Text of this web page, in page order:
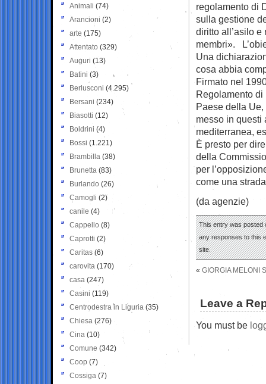
regolamento di
sulla gestione
diritto all’asilo
membri».
Una
cosa abbia
Firmato nel
Regolamento
Paese della
messo in questi
mediterranea,
È presto per
della
per
come una
(da agenzie)
This entry was posted
any responses to this
site.
« GIORGIA MELONI
Leave a
You must be
Animali (74)
Arancioni (2)
arte (175)
Attentato (329)
Auguri (13)
Batini (3)
Berlusconi (4.295)
Bersani (234)
Biasotti (12)
Boldrini (4)
Bossi (1.221)
Brambilla (38)
Brunetta (83)
Burlando (26)
Camogli (2)
canile (4)
Cappello (8)
Caprotti (2)
Caritas (6)
carovita (170)
casa (247)
Casini (119)
Centrodestra in Liguria (35)
Chiesa (276)
Cina (10)
Comune (342)
Coop (7)
Cossiga (7)